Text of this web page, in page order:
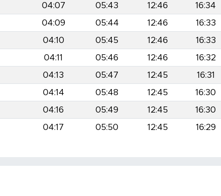
04:07 05:43 12:46 16:34
04:09 05:44 12:46 16:33
04:10 05:45 12:46 16:33
04:11 05:46 12:46 16:32
04:13 05:47 12:45 16:31
04:14 05:48 12:45 16:30
04:16 05:49 12:45 16:30
04:17 05:50 12:45 16:29